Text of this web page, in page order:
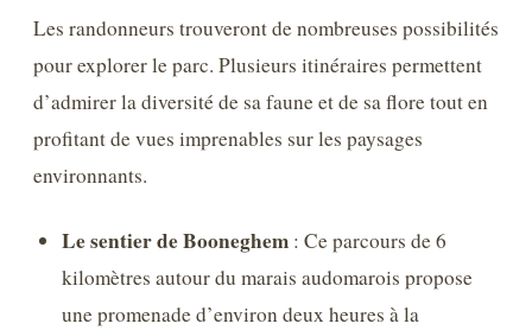
Les randonneurs trouveront de nombreuses possibilités
pour explorer le parc. Plusieurs itinéraires permettent
d’admirer la diversité de sa faune et de sa flore tout en
profitant de vues imprenables sur les paysages
environnants.
Le sentier de Booneghem : Ce parcours de 6
kilomètres autour du marais audomarois propose
une promenade d’environ deux heures à la